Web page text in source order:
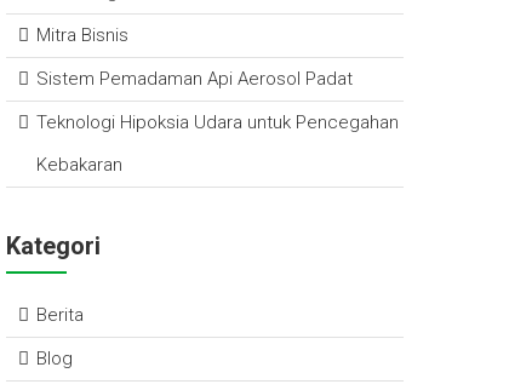
p
Mitra Bisnis
Sistem Pemadaman Api Aerosol Padat
Teknologi Hipoksia Udara untuk Pencegahan
Kebakaran
Kategori
Berita
Blog